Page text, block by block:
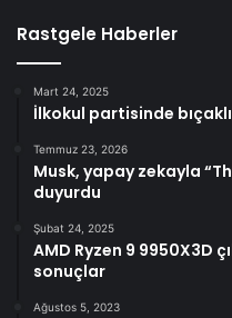
Rastgele Haberler
Mart 24, 2025
İlkokul partisinde
Temmuz 23, 2026
Musk, yapay zekayla
duyurdu
Şubat 24, 2025
AMD Ryzen 9 9950X3D
sonuçlar
Ağustos 5, 2023